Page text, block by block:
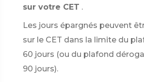
sur votre CET .
Les jours épargnés peuvent
sur le CET dans la limite du
60 jours (ou du plafond
90 jours).